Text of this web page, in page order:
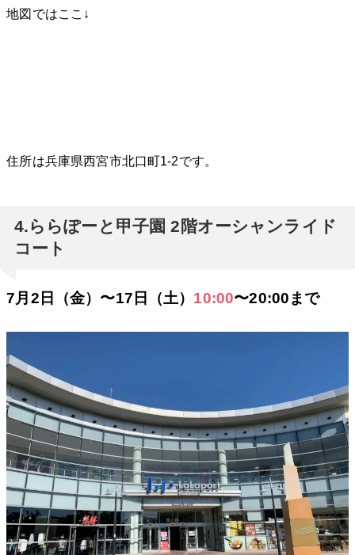
地図ではここ↓
住所は兵庫県西宮市北口町1-2です。
4.ららぽーと甲子園 2階オーシャンライド
コート
7月2日（金）〜17日（土） 10:00〜20:00まで